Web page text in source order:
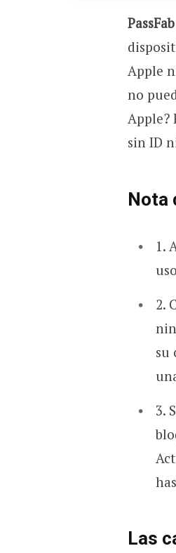
Apple
no
Apple?
sin ID
Nota
1.
2.
su
3.
Las